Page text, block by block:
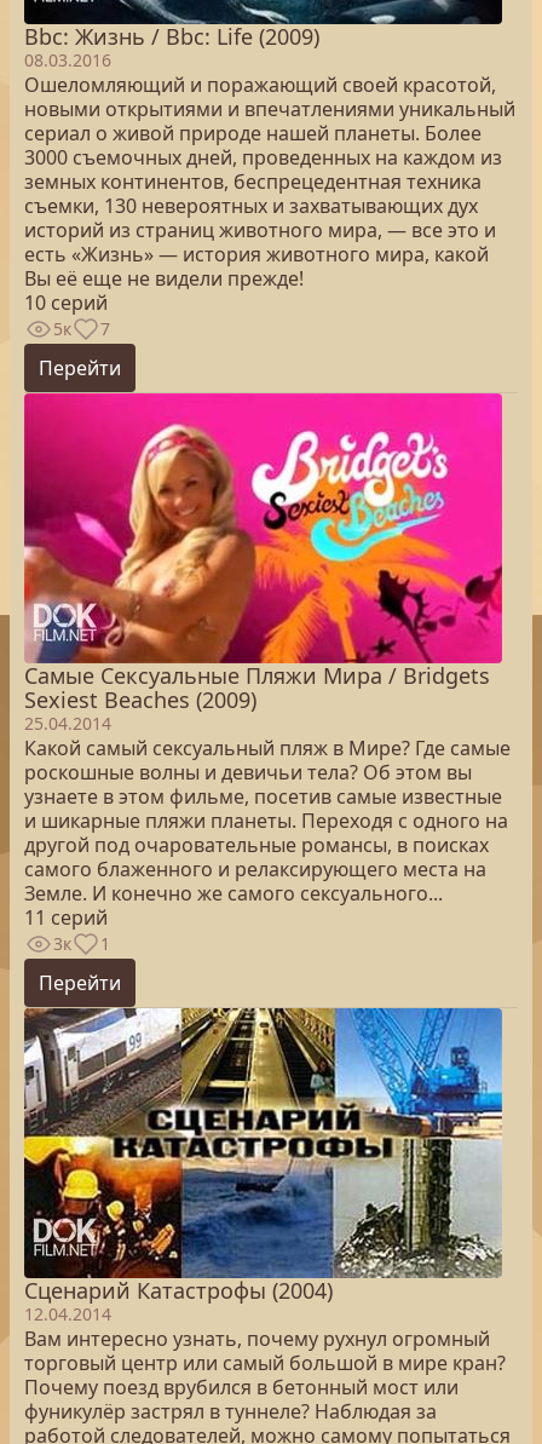
Bbc: Жизнь / Bbc: Life (2009)
08.03.2016
Ошеломляющий и поражающий своей красотой,
новыми открытиями и впечатлениями уникальный
сериал о живой природе нашей планеты. Более
3000 съемочных дней, проведенных на каждом из
земных континентов, беспрецедентная техника
съемки, 130 невероятных и захватывающих дух
историй из страниц животного мира, — все это и
есть «Жизнь» — история животного мира, какой
Вы её еще не видели прежде!
10 серий
5к 7
Перейти
Самые Сексуальные Пляжи Мира / Bridgets
Sexiest Beaches (2009)
25.04.2014
Какой самый сексуальный пляж в Мире? Где самые
роскошные волны и девичьи тела? Об этом вы
узнаете в этом фильме, посетив самые известные
и шикарные пляжи планеты. Переходя с одного на
другой под очаровательные романсы, в поисках
самого блаженного и релаксирующего места на
Земле. И конечно же самого сексуального...
11 серий
3к 1
Перейти
Сценарий Катастрофы (2004)
12.04.2014
Вам интересно узнать, почему рухнул огромный
торговый центр или самый большой в мире кран?
Почему поезд врубился в бетонный мост или
фуникулёр застрял в туннеле? Наблюдая за
работой следователей, можно самому попытаться